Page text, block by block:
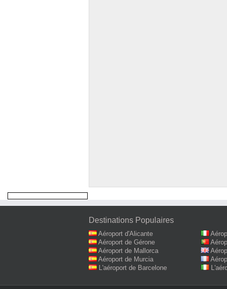
Destinations Populaires
Aéroport d'Alicante
Aéroport de Gérone
Aéroport de Mallorca
Aéroport de Murcia
L'aéroport de Barcelone